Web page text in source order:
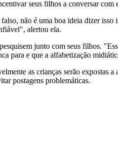
seus filhos a conversar
não é uma boa ideia dizer
alertou ela.
junto com seus filhos.
para e que a alfabetização
as crianças serão expostas
postagens problemáticas.